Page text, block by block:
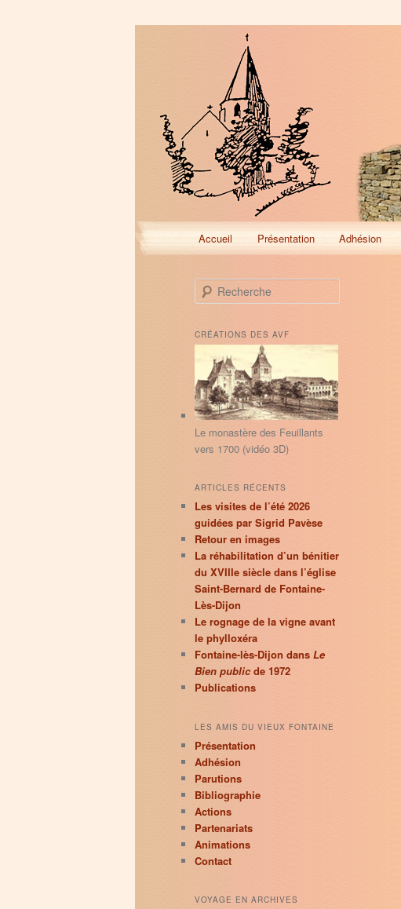
Menu
principal
Aller
au
principal
Aller
au
secondaire
Accueil Présentation Adhésion
e
h
e
h
e
CRÉATIONS DES AVF
Le monastère des Feuillants
vers 1700 (vidéo 3D)
ARTICLES RÉCENTS
Les visites de l’été 2026
guidées par Sigrid Pavèse
Retour en images
La réhabilitation d’un bénitier
du XVIIIe siècle dans l’église
Saint-Bernard de Fontaine-
Lès-Dijon
Le rognage de la vigne avant
le phylloxéra
Fontaine-lès-Dijon dans Le
Bien publicde 1972
Publications
LES AMIS DU VIEUX FONTAINE
Présentation
Adhésion
Parutions
Bibliographie
Actions
Partenariats
Animations
Contact
VOYAGE EN ARCHIVES